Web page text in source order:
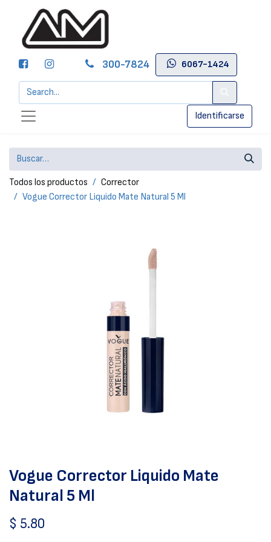
300-7824 6067-1424
Identificarse
Todos los productos
Corrector
Vogue Corrector Liquido Mate Natural 5 Ml
Vogue Corrector Liquido Mate
Natural 5 Ml
$ 5.80